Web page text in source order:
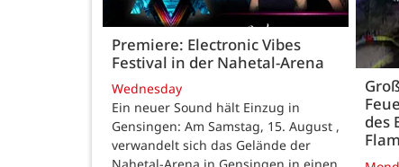
Premiere: Electronic Vibes
Festival in der Nahetal-Arena
Wednesday
Ein neuer Sound hält Einzug in
Gensingen: Am Samstag, 15. August ,
verwandelt sich das Gelände der
des